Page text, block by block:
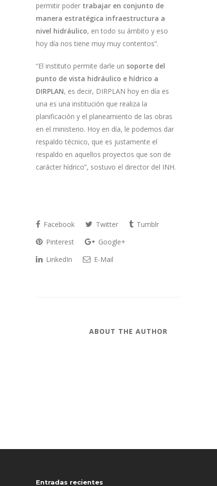
permitir poder trabajar en conjunto de
manera estratégica infraestructura a
nivel hidráulico, en todo su ámbito y eso
hoy día nos tiene muy muy contentos”.
“El instituto permite darle un soporte del
punto de vista hidráulico e hídrico a
DIRPLAN, es decir, DIRPLAN hoy en día es
una es una institución que realiza la
planificación y el planeamiento de las obras
en el ministerio. Hoy en día, le podemos dar
respaldo técnico, que es justamente el
respaldo en aquellos proyectos que son de
carácter hídrico”, sostuvo el director del INH.
Facebook Twitter
Tumblr
Pinterest
Google+
LinkedIn
E-Mail
ABOUT THE AUTHOR
Entradas recientes